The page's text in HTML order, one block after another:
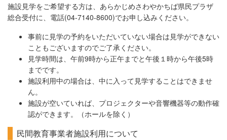
施設見学をご希望する方は、あらかじめさわやかちば県民プラザ
総合受付に、電話(04-7140-8600)でお申し込みください。
事前に見学の予約をいただいていない場合は見学ができない
こともございますのでご了承ください。
見学時間は、午前9時から正午までと午後１時から午後5時
までです。
施設利用中の場合は、中に入って見学することはできませ
ん。
施設が空いていれば、プロジェクターや音響機器等の動作確
認ができます。（ホールを除く）
民間教育事業者施設利用について